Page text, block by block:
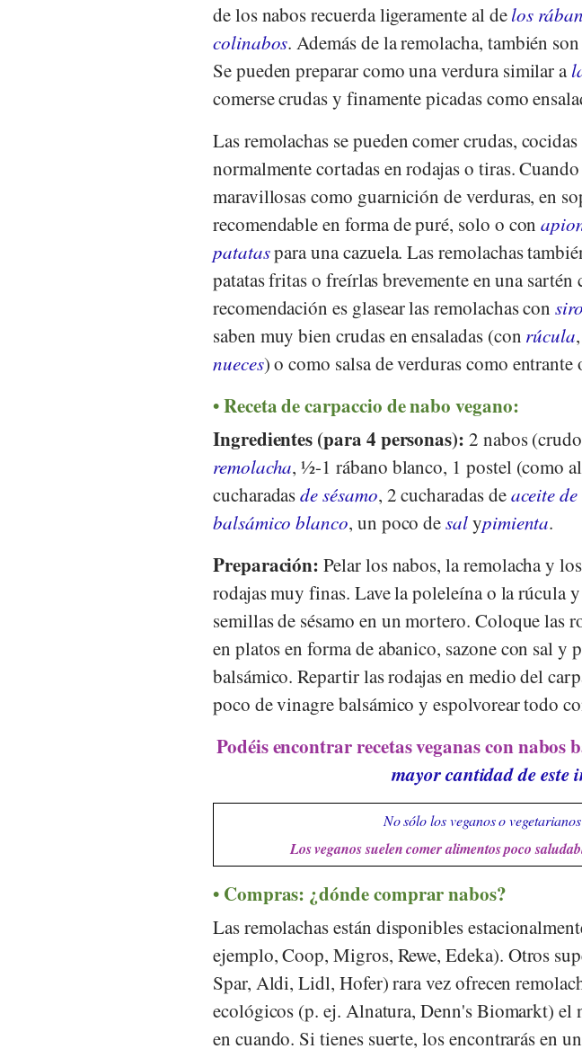
de los nabos recuerda ligeramente al delos
colinabos. Además de la remolacha, también
Se pueden preparar como una verdura similar a
comerse crudas y finamente picadas como
Las remolachas se pueden comer crudas,
normalmente cortadas en rodajas o tiras.
maravillosas como guarnición de verduras, en
recomendable en forma de puré, solo o con
patataspara una cazuela. Las remolachas
patatas fritas o freírlas brevemente en una
recomendación es glasear las remolachas con
saben muy bien crudas en ensaladas (con rúcula,
nueces) o como salsa de verduras como
Receta de carpaccio de nabo vegano:
Ingredientes (para 4 personas): 2 nabos
remolacha, ½-1 rábano blanco, 1 postel (como
cucharadasde sésamo, 2 cucharadas deaceite
balsámico blanco, un poco desalypimienta.
Preparación: Pelar los nabos, la remolacha y
rodajas muy finas. Lave la poleleína o la rúcula
semillas de sésamo en un mortero. Coloque las
en platos en forma de abanico, sazone con sal
balsámico. Repartir las rodajas en medio del
poco de vinagre balsámico y espolvorear todo
Podéis encontrar recetas veganas con
mayor cantidad de este
No sólo los veganos o
Los veganos suelen comer alimentos poco
Compras: ¿dónde comprar nabos?
Las remolachas están disponibles
ejemplo,Coop,Migros, Rewe,Edeka). Otros
Spar, Aldi,Lidl, Hofer) rara vez ofrecen
ecológicos (p. ej. Alnatura,Denn's Biomarkt) el
en cuando. Si tienes suerte, los encontrarás en